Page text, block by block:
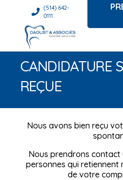
(514) 642-
0111
CANDIDATURE
REÇUE
Nous avons bien reçu
Nous prendrons contact
personnes qui retiennent
de votre